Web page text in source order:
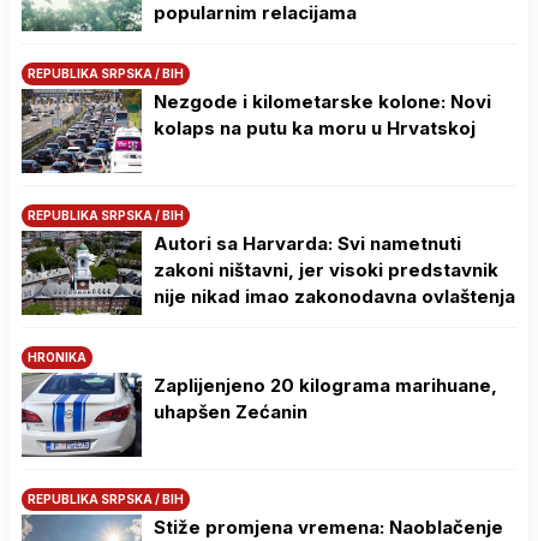
popularnim relacijama
REPUBLIKA SRPSKA / BIH
Nezgode i kilometarske kolone: Novi
kolaps na putu ka moru u Hrvatskoj
REPUBLIKA SRPSKA / BIH
Autori sa Harvarda: Svi nametnuti
zakoni ništavni, jer visoki predstavnik
nije nikad imao zakonodavna ovlaštenja
HRONIKA
Zaplijenjeno 20 kilograma marihuane,
uhapšen Zećanin
REPUBLIKA SRPSKA / BIH
Stiže promjena vremena: Naoblačenje